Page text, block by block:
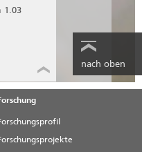
1.03
nach oben